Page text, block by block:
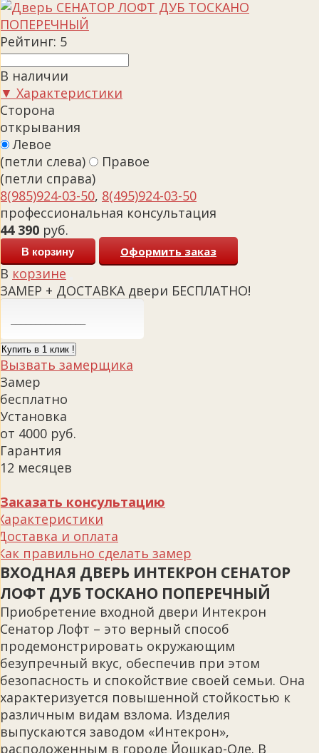
Рейтинг: 5
В наличии
▼ Характеристики
Сторона
открывания
Левое
(петли слева)
Правое
(петли справа)
8(985)924-03-50, 8(495)924-03-50
профессиональная консультация
44 390 руб.
В корзину Оформить заказ
В корзине
ЗАМЕР + ДОСТАВКА двери БЕСПЛАТНО!
Купить в 1 клик !
Вызвать замерщика
Замер
бесплатно
Установка
от 4000 руб.
Гарантия
12 месяцев
Заказать консультацию
и оплата
правильно сделать замер
ВХОДНАЯ ДВЕРЬ ИНТЕКРОН СЕНАТОР
ЛОФТ ДУБ ТОСКАНО ПОПЕРЕЧНЫЙ
Приобретение входной двери Интекрон
Сенатор Лофт – это верный способ
продемонстрировать окружающим
безупречный вкус, обеспечив при этом
безопасность и спокойствие своей семьи. Она
характеризуется повышенной стойкостью к
различным видам взлома. Изделия
выпускаются заводом «Интекрон»,
расположенным в городе Йошкар-Оле. В